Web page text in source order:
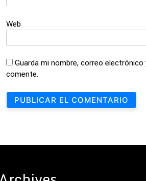
Web
Guarda mi nombre, correo
comente.